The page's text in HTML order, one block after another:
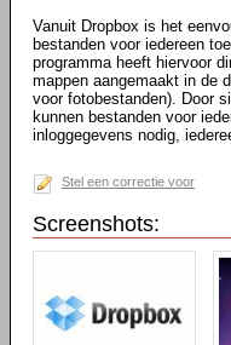
Vanuit Dropbox is het
bestanden voor iedereen
programma heeft hiervoor
mappen aangemaakt in de
voor fotobestanden). Door
kunnen bestanden voor
inloggegevens nodig,
Stel een correctie voor
Screenshots: